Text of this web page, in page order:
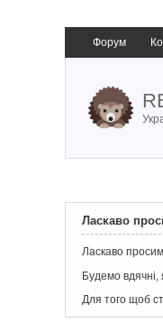
Форум
Ласкаво
Ласкаво
Будемо
Для того щоб